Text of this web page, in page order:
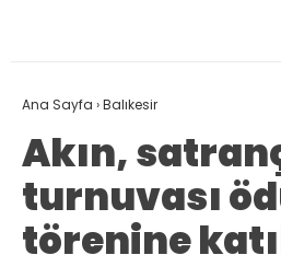
Ana Sayfa ›Balıkesir
Akın,
turnuvası
törenine